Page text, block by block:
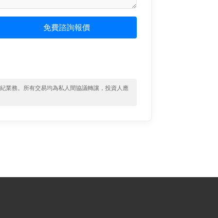
免費諮詢報價
業務。所有交易均為私人間協議轉讓，投資人應